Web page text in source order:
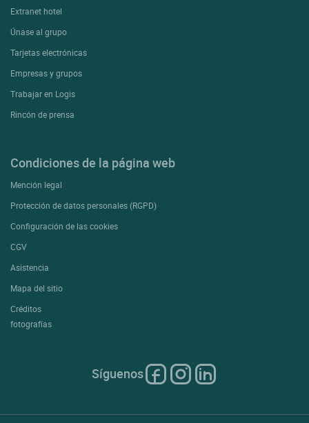
Extranet hotel
Únase al grupo
Tarjetas electrónicas
Empresas y grupos
Trabajar en Logis
Rincón de prensa
Condiciones de la página web
Mención legal
Protección de datos personales (RGPD)
Configuración de las cookies
CGV
Asistencia
Mapa del sitio
Créditos
fotografías
Síguenos